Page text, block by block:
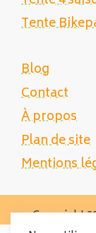
Tente
Blog
Contact
À propos
Plan de site
Mentions
Copyright